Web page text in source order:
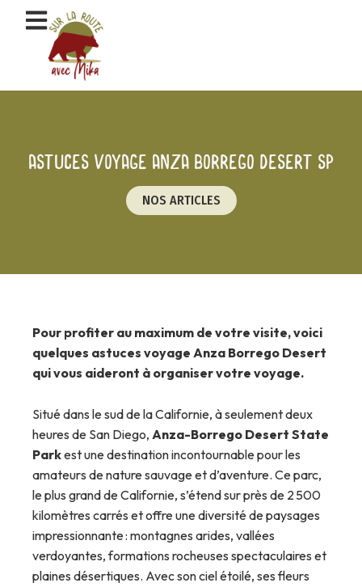
Astuces voyage Anza Borrego Desert SP
NOS ARTICLES
Pour profiter au maximum de votre visite, voici
quelques astuces voyage Anza Borrego Desert
qui vous aideront à organiser votre voyage.
Situé dans le sud de la Californie, à seulement deux
heures de San Diego, Anza-Borrego Desert State
Parkest une destination incontournable pour les
amateurs de nature sauvage et d’aventure. Ce parc,
le plus grand de Californie, s’étend sur près de 2 500
kilomètres carrés et offre une diversité de paysages
impressionnante : montagnes arides, vallées
verdoyantes, formations rocheuses spectaculaires et
plaines désertiques. Avec son ciel étoilé, ses fleurs